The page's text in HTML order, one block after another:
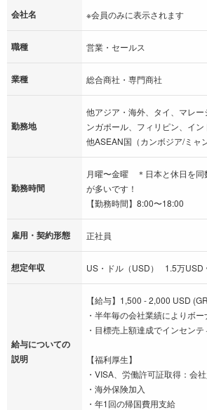
会社名 ※会員のみに表示されます
職種 営業・セールス
業種 総合商社・専門商社
勤務地
他アジア・海外、タイ、マレ
ンガポール、フィリピン、イン
他ASEAN国（カンボジア/ミャ
勤務時間
月曜〜金曜 ＊日本と休日を同
が多いです！
【勤務時間】8:00〜18:00
雇用・契約形態 正社員
想定年収 US・ドル（USD） 1.5万USD
給与についての
説明
【給与】1,500 - 2,000 USD
・半年毎の会社業績によりボー
・目標売上額達成でインセン
【福利厚生】
・VISA、労働許可証取得：会
・海外保険加入
・年1回の帰国費用支給